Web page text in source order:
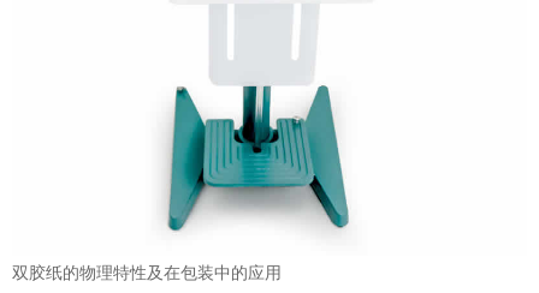
双胶纸的物理特性及在包装中的应用